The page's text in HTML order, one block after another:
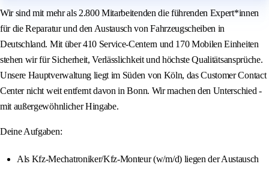
Wir sind mit mehr als 2.800 Mitarbeitenden die führenden Expert*innen
für die Reparatur und den Austausch von Fahrzeugscheiben in
Deutschland. Mit über 410 Service-Centern und 170 Mobilen Einheiten
stehen wir für Sicherheit, Verlässlichkeit und höchste Qualitätsansprüche.
Unsere Hauptverwaltung liegt im Süden von Köln, das Customer Contact
Center nicht weit entfernt davon in Bonn. Wir machen den Unterschied -
mit außergewöhnlicher Hingabe.
Deine Aufgaben:
Als Kfz-Mechatroniker/Kfz-Monteur (w/m/d) liegen der Austausch